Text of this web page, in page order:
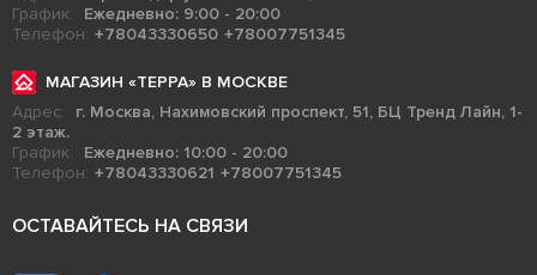
График:
Ежедневно: 9:00 - 20:00
Телефон: +78043330650 +78007751345
МАГАЗИН «ТЕРРА» В МОСКВЕ
Адрес:
г. Москва, Нахимовский проспект, 51, БЦ Тренд Лайн, 1-
2 этаж.
График:
Ежедневно: 10:00 - 20:00
Телефон: +78043330621 +78007751345
ОСТАВАЙТЕСЬ НА СВЯЗИ